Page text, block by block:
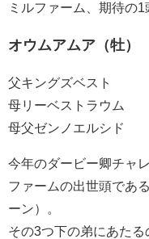
ミルファーム、期待の1
オウムアムア（牡）
父キングズベスト
母リーベストラウム
母父ゼンノエルシド
今年のダービー卿チャ
ファームの出世頭であ
ーン）。
その3つ下の弟にあたる